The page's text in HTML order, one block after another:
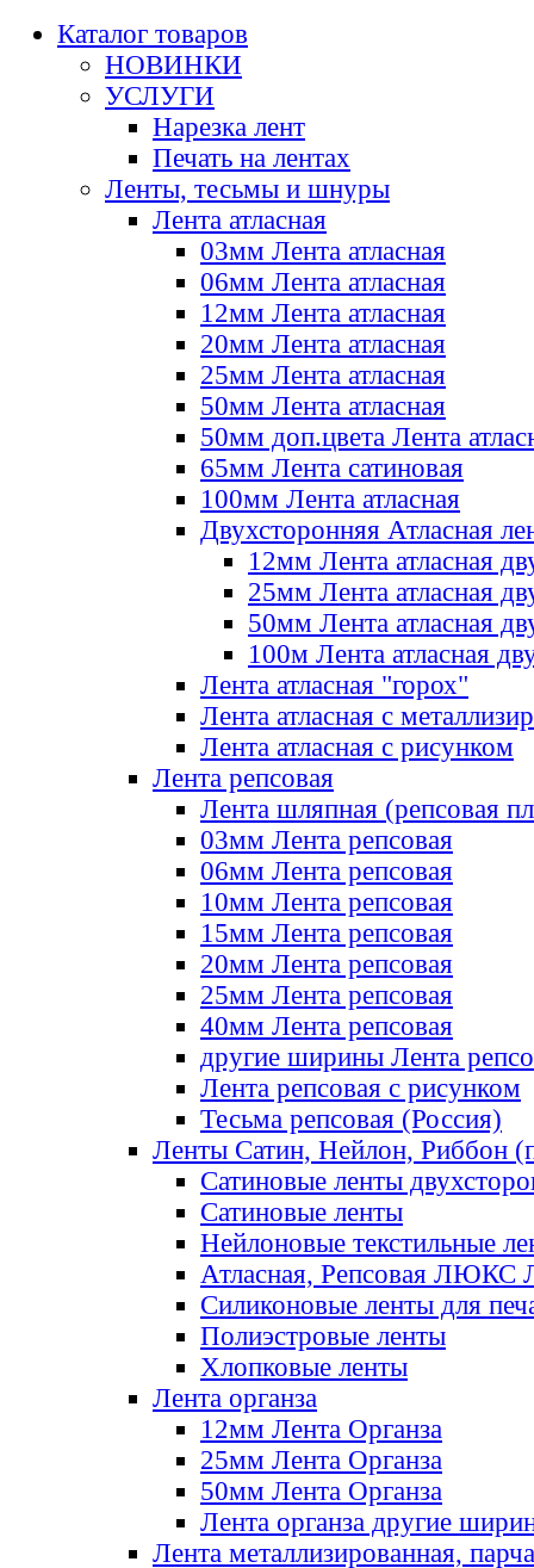
Каталог товаров
НОВИНКИ
УСЛУГИ
Нарезка лент
Печать на лентах
Ленты, тесьмы и шнуры
Лента атласная
03мм Лента атласная
06мм Лента атласная
12мм Лента атласная
20мм Лента атласная
25мм Лента атласная
50мм Лента атласная
50мм доп.цвета Лента
65мм Лента сатиновая
100мм Лента атласная
Двухсторонняя Атласная
12мм Лента атласная
25мм Лента атласная
50мм Лента атласная
100м Лента атласная
Лента атласная "горох"
Лента атласная с
Лента атласная с рисунком
Лента репсовая
Лента шляпная (репсовая
03мм Лента репсовая
06мм Лента репсовая
10мм Лента репсовая
15мм Лента репсовая
20мм Лента репсовая
25мм Лента репсовая
40мм Лента репсовая
другие ширины Лента
Лента репсовая с рисунком
Тесьма репсовая (Россия)
Ленты Сатин, Нейлон, Риббон
Сатиновые ленты
Сатиновые ленты
Нейлоновые текстильные
Атласная, Репсовая ЛЮКС
Силиконовые ленты для
Полиэстровые ленты
Хлопковые ленты
Лента органза
12мм Лента Органза
25мм Лента Органза
50мм Лента Органза
Лента органза другие
Лента металлизированная, парча